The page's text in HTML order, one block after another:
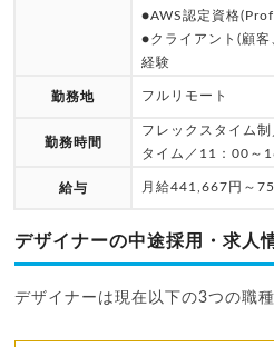
●AWS認定資格
●クライアント(顧
経験
勤務地 フルリモート
勤務時間
フレックスタイム
タイム／11：00～
給与 月給441,667円～
デザイナーの中途採用・求人
デザイナーは現在以下の3つの職